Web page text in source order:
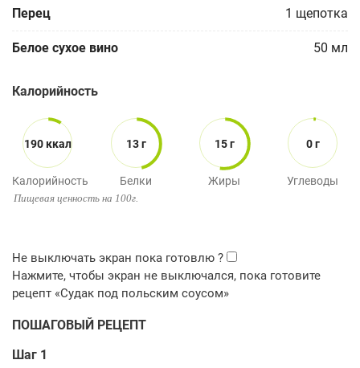
Перец 1 щепотка
Белое сухое вино 50 мл
Калорийность
190 ккал
Калорийность
13 г
Белки
15 г
Жиры
0 г
Углеводы
Пищевая ценность на 100г.
ПОШАГОВЫЙ РЕЦЕПТ
Шаг 1